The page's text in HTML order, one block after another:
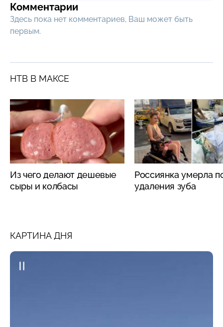
Комментарии
Здесь пока нет комментариев, Ваш может быть
первым.
НТВ В МАКСЕ
Из чего делают дешевые
сыры и колбасы
Россиянка умерла
удаления зуба
КАРТИНА ДНЯ